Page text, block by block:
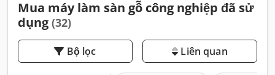
Mua máy làm sàn gỗ công nghiệp đã sử
dụng (32)
Bộ lọc Liên quan